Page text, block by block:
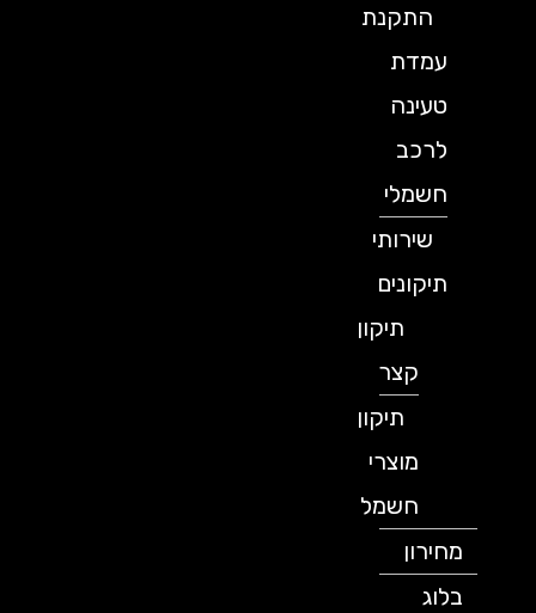
התקנת
עמדת
טעינה
לרכב
חשמלי
שירותי
תיקונים
תיקון
תיקון
מוצרי
חשמל
מחירון